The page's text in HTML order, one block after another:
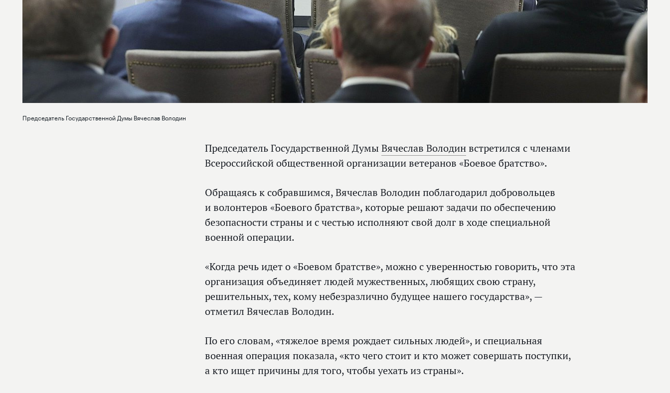
Председатель Государственной Думы Вячеслав Володин
Председатель Государственной Думы Вячеслав Володинвстретился с членами
Всероссийской общественной организации ветеранов «Боевое братство».
Обращаясь к собравшимся, Вячеслав Володин поблагодарил добровольцев
и волонтеров «Боевого братства», которые решают задачи по обеспечению
безопасности страны и с честью исполняют свой долг в ходе специальной
военной операции.
«Когда речь идет о «Боевом братстве», можно с уверенностью говорить, что эта
организация объединяет людей мужественных, любящих свою страну,
решительных, тех, кому небезразлично будущее нашего государства», —
отметил Вячеслав Володин.
По его словам, «тяжелое время рождает сильных людей», и специальная
военная операция показала, «кто чего стоит и кто может совершать поступки,
а кто ищет причины для того, чтобы уехать из страны».